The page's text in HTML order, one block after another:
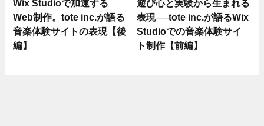
Wix Studioで加速する
Web制作。tote inc.が語る
音楽体験サイトの表現【後
編】
遊び心と実験から生まれる
表現──tote inc.が語るWix
Studioでの音楽体験サイ
ト制作【前編】